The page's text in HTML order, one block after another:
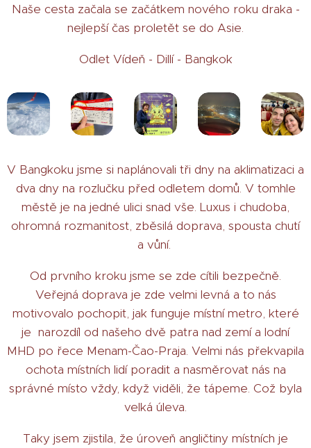
Naše cesta začala se začátkem nového roku draka -
nejlepší čas proletět se do Asie.
Odlet Vídeň - Dillí - Bangkok
V Bangkoku jsme si naplánovali tři dny na aklimatizaci a
dva dny na rozlučku před odletem domů. V tomhle
městě je na jedné ulici snad vše. Luxus i chudoba,
ohromná rozmanitost, zběsilá doprava, spousta chutí
a vůní.
Od prvního kroku jsme se zde cítili bezpečně.
Veřejná doprava je zde velmi levná a to nás
motivovalo pochopit, jak funguje místní metro, které
je narozdíl od našeho dvě patra nad zemí a lodní
MHD po řece Menam-Čao-Praja. Velmi nás překvapila
ochota místních lidí poradit a nasměrovat nás na
správné místo vždy, když viděli, že tápeme. Což byla
velká úleva.
Taky jsem zjistila, že úroveň angličtiny místních je